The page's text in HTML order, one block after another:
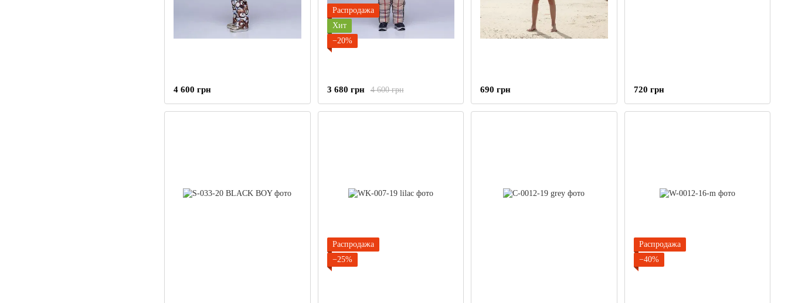
4 600 грн
Распродажа
Хит
−20%
4 600 грн
3 680 грн 690 грн 720 грн
Распродажа
−25%
Распродажа
−40%